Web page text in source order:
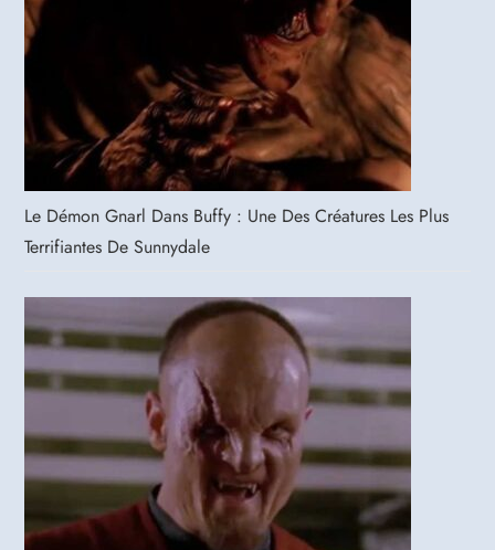
Le Démon Gnarl Dans Buffy : Une Des Créatures Les Plus
Terrifiantes De Sunnydale